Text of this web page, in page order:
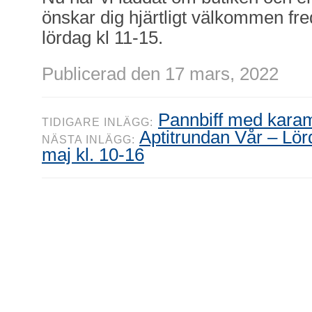
önskar dig hjärtligt välkommen
lördag kl 11-15.
Publicerad den 17 mars, 2022
TIDIGARE INLÄGG: Pannbiff med
NÄSTA INLÄGG: Aptitrundan Vår –
maj kl. 10-16